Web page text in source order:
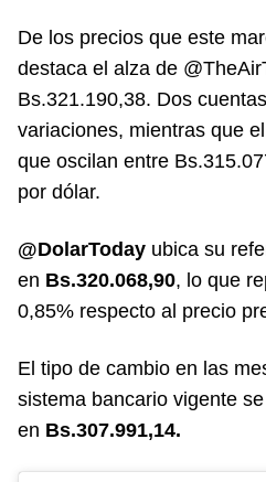
De los precios que este
destaca el alza de
Bs.321.190,38. Dos
variaciones, mientras que
que oscilan entre
por dólar.
@DolarToday ubica su
en Bs.320.068,90, lo que
0,85% respecto al precio
El tipo de cambio en las
sistema bancario vigente
en Bs.307.991,14.